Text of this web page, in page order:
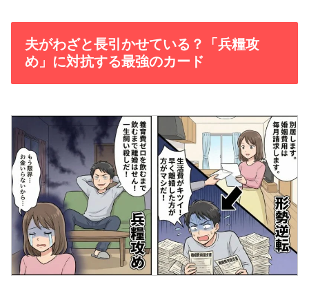
夫がわざと長引かせている？「兵糧攻
め」に対抗する最強のカード